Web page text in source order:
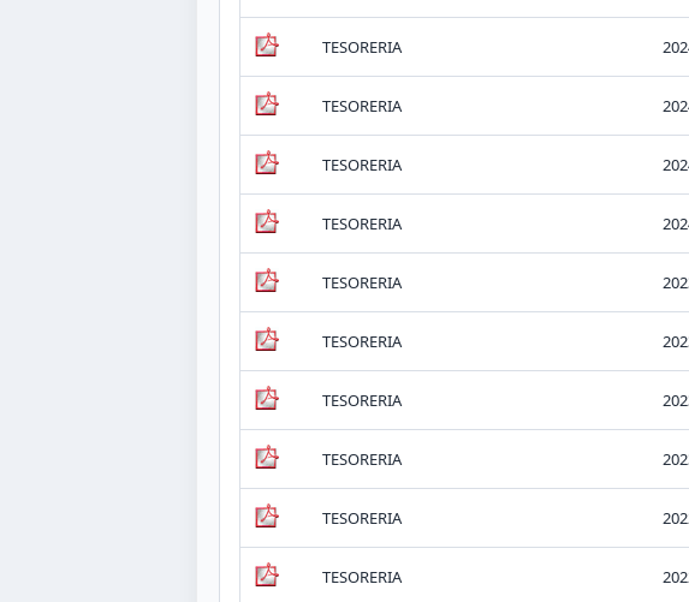
TESORERIA
TESORERIA
TESORERIA
TESORERIA
TESORERIA
TESORERIA
TESORERIA
TESORERIA
TESORERIA
TESORERIA